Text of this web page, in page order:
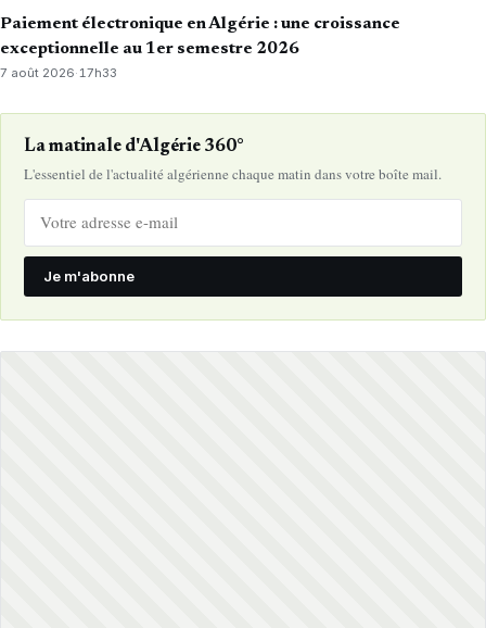
Paiement électronique en Algérie : une croissance
exceptionnelle au 1er semestre 2026
7 août 2026·17h33
La matinale d'Algérie 360°
L'essentiel de l'actualité algérienne chaque matin dans votre boîte mail.
Je m'abonne